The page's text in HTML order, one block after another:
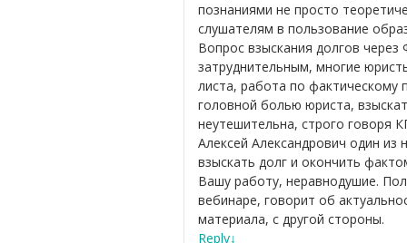
познаниями не просто
слушателям в пользование
Вопрос взыскания долгов
затруднительным, многие
листа, работа по фактическому
головной болью юриста,
неутешительна, строго говоря
Алексей Александрович один
взыскать долг и окончить
Вашу работу, неравнодушие.
вебинаре, говорит об
материала, с другой стороны.
Reply↓